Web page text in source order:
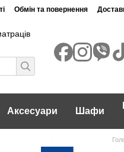
Обмін та повернення
Аксесуари Шафи